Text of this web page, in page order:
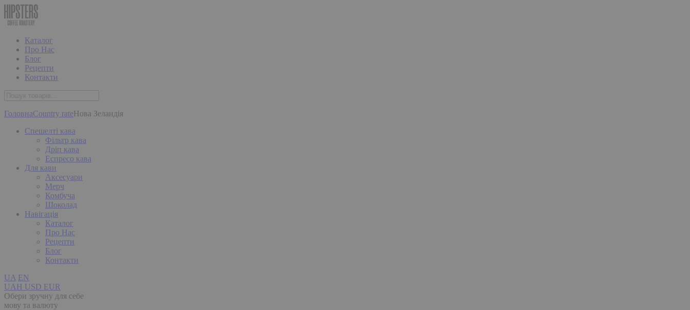
Каталог
Про Нас
Блог
Рецепти
Контакти
ГоловнаCountry rateНова Зеландія
Спешелті кава
Фільтр кава
Дріп кава
Еспресо кава
Для кави
Аксесуари
Мерч
Комбуча
Шоколад
Навігація
Каталог
Про Нас
Рецепти
Блог
Контакти
UA EN
UAH USD EUR
Обери зручну для себе
мову та валюту